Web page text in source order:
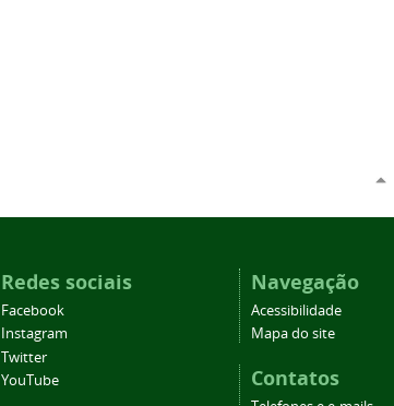
Redes sociais
Facebook
Instagram
Twitter
YouTube
Navegação
Acessibilidade
Mapa do site
Contatos